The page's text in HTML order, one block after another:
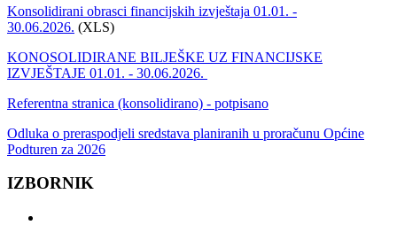
Konsolidirani obrasci financijskih izvještaja 01.01. -
30.06.2026. (XLS)
KONOSOLIDIRANE BILJEŠKE UZ FINANCIJSKE
IZVJEŠTAJE 01.01. - 30.06.2026.
Referentna stranica (konsolidirano) - potpisano
Odluka o preraspodjeli sredstava planiranih u proračunu Općine
Podturen za 2026
IZBORNIK